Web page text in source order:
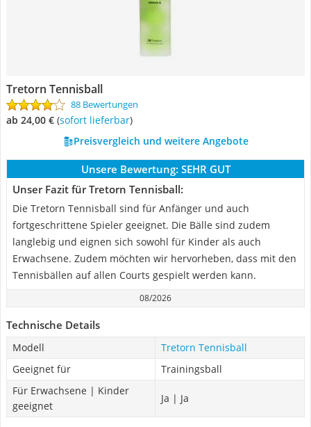
Tretorn Tennisball
88 Bewertungen
ab 24,00 € ( Sofort lieferbar)
Preisvergleich und weitere Angebote
Unsere Bewertung: SEHR GUT
Unser Fazit für Tretorn Tennisball:
Die Tretorn Tennisball sind für Anfänger und auch
fortgeschrittene Spieler geeignet. Die Bälle sind zudem
langlebig und eignen sich sowohl für Kinder als auch
Erwachsene. Zudem möchten wir hervorheben, dass mit den
Tennisbällen auf allen Courts gespielt werden kann.
08/2026
Technische Details
Modell
Tretorn Tennisball
Geeignet für
Trainingsball
Für Erwachsene | Kinder
geeignet
Ja | Ja